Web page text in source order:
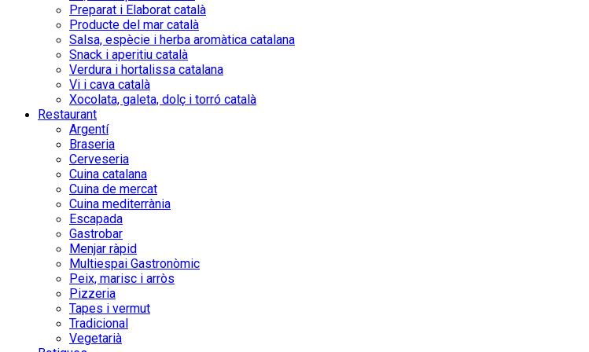
Preparat i Elaborat català
Producte del mar català
Salsa, espècie i herba aromàtica catalana
Snack i aperitiu català
Verdura i hortalissa catalana
Vi i cava català
Xocolata, galeta, dolç i torró català
Restaurant
Argentí
Braseria
Cerveseria
Cuina catalana
Cuina de mercat
Cuina mediterrània
Escapada
Gastrobar
Menjar ràpid
Multiespai Gastronòmic
Peix, marisc i arròs
Pizzeria
Tapes i vermut
Tradicional
Vegetarià